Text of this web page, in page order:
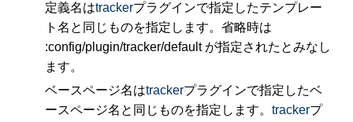
定義名はtrackerプラグインで指定したテンプレー
ト名と同じものを指定します。省略時は
:config/plugin/tracker/default が指定されたとみなし
ます。
ベースページ名はtrackerプラグインで指定したベ
ースページ名と同じものを指定します。 trackerプ